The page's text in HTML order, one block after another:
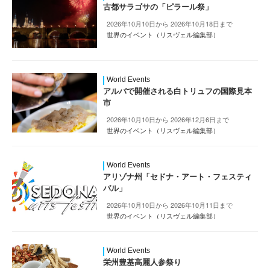
古都サラゴサの「ピラール祭」
2026年10月10日から 2026年10月18日まで
世界のイベント（リスヴェル編集部）
World Events
アルバで開催される白トリュフの国際見本
市
2026年10月10日から 2026年12月6日まで
世界のイベント（リスヴェル編集部）
World Events
アリゾナ州「セドナ・アート・フェスティ
バル」
2026年10月10日から 2026年10月11日まで
世界のイベント（リスヴェル編集部）
World Events
栄州豊基高麗人参祭り